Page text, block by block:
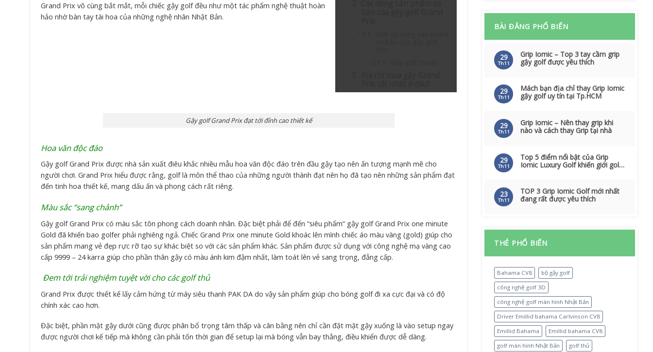
Grand Prix vô cùng bắt mắt, mỗi chiếc gậy golf đều như một tác phẩm nghệ thuật hoàn
hảo nhờ bàn tay tài hoa của những nghệ nhân Nhật Bản.
Gậy golf Grand Prix đạt tới đỉnh cao thiết kế
Hoa văn độc đáo
Gậy golf Grand Prix được nhà sản xuất điêu khắc nhiều mẫu hoa văn độc đáo trên đầu gậy tạo nên ấn tượng mạnh mẽ cho
người chơi. Grand Prix hiểu được rằng, golf là môn thể thao của những người thành đạt nên họ đã tạo nên những sản phẩm đạt
đến tinh hoa thiết kế, mang dấu ấn và phong cách rất riêng.
Màu sắc “sang chảnh”
Gậy golf Grand Prix có màu sắc tôn phong cách doanh nhân. Đặc biệt phải để đến “siêu phẩm” gậy golf Grand Prix one minute
Gold đã khiến bao golfer phải nghiêng ngả. Chiếc Grand Prix one minute Gold khoác lên mình chiếc áo màu vàng (gold) giúp cho
sản phẩm mang vẻ đẹp rực rỡ tạo sự khác biệt so với các sản phẩm khác. Sản phẩm được sử dụng với công nghệ mạ vàng cao
cấp 9999 – 24 karra giúp cho phần thân gậy có màu ánh kim đậm nhất, làm toát lên vẻ sang trọng, đẳng cấp.
Đem tới trải nghiệm tuyệt vời cho các golf thủ
Grand Prix được thiết kế lấy cảm hứng từ máy siêu thanh PAK DA do vậy sản phẩm giúp cho bóng golf đi xa cực đại và có độ
chính xác cao hơn.
Đặc biệt, phần mặt gậy dưới cũng được phân bổ trọng tâm thấp và cân bằng nên chỉ cần đặt mặt gậy xuống là vào setup ngay
được người chơi kế tiếp mà không cần phải tốn thời gian để setup lại mà bóng vẫn bay thẳng, điều khiển được dễ dàng.
BÀI ĐĂNG PHỔ BIẾN
29
Th11
Grip Iomic – Top 3 tay cầm grip
gậy golf được yêu thích
29
Th11
Mách bạn địa chỉ thay Grip Iomic
gậy golf uy tín tại Tp.HCM
29
Th11
Grip Iomic – Nên thay grip khi
nào và cách thay Grip tại nhà
29
Th11
Top 5 điểm nổi bật của Grip
Iomic Luxury Golf khiến giới golf
23
Th11
TOP 3 Grip Iomic Golf mới nhất
đang rất được yêu thích
THẺ PHỔ BIẾN
Bahama CV8
bộ gậy golf
công nghệ golf 3D
công nghệ golf màn hình Nhật Bản
Driver Emillid bahama Carlvinson CV8
Emillid Bahama
Emillid bahama CV8
golf màn hình Nhật Bản
golf thủ